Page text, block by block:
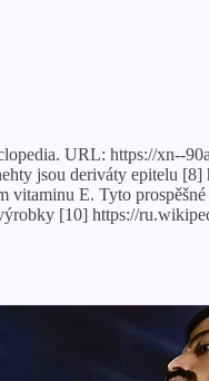
URL: https://xn--
jsou deriváty epitelu
vitaminu E. Tyto
[10] https://